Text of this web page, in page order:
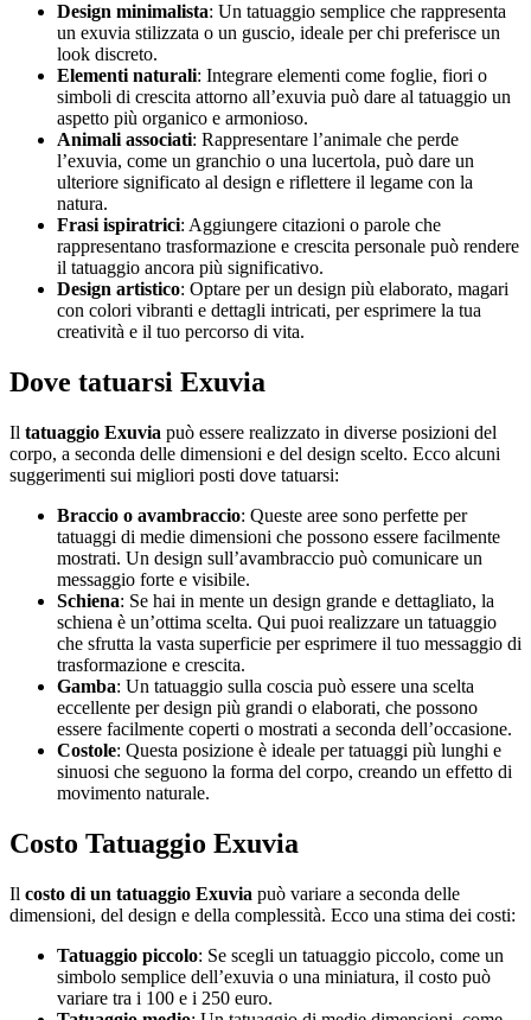
Design minimalista: Un tatuaggio semplice che rappresenta
un exuvia stilizzata o un guscio, ideale per chi preferisce un
look discreto.
Elementi naturali: Integrare elementi come foglie, fiori o
simboli di crescita attorno all’exuvia può dare al tatuaggio un
aspetto più organico e armonioso.
Animali associati: Rappresentare l’animale che perde
l’exuvia, come un granchio o una lucertola, può dare un
ulteriore significato al design e riflettere il legame con la
natura.
Frasi ispiratrici: Aggiungere citazioni o parole che
rappresentano trasformazione e crescita personale può rendere
il tatuaggio ancora più significativo.
Design artistico: Optare per un design più elaborato, magari
con colori vibranti e dettagli intricati, per esprimere la tua
creatività e il tuo percorso di vita.
Dove tatuarsi Exuvia
Il tatuaggio Exuvia può essere realizzato in diverse posizioni del
corpo, a seconda delle dimensioni e del design scelto. Ecco alcuni
suggerimenti sui migliori posti dove tatuarsi:
Braccio o avambraccio: Queste aree sono perfette per
tatuaggi di medie dimensioni che possono essere facilmente
mostrati. Un design sull’avambraccio può comunicare un
messaggio forte e visibile.
Schiena: Se hai in mente un design grande e dettagliato, la
schiena è un’ottima scelta. Qui puoi realizzare un tatuaggio
che sfrutta la vasta superficie per esprimere il tuo messaggio di
trasformazione e crescita.
Gamba: Un tatuaggio sulla coscia può essere una scelta
eccellente per design più grandi o elaborati, che possono
essere facilmente coperti o mostrati a seconda dell’occasione.
Costole: Questa posizione è ideale per tatuaggi più lunghi e
sinuosi che seguono la forma del corpo, creando un effetto di
movimento naturale.
Costo Tatuaggio Exuvia
Il costo di un tatuaggio Exuvia può variare a seconda delle
dimensioni, del design e della complessità. Ecco una stima dei costi:
Tatuaggio piccolo: Se scegli un tatuaggio piccolo, come un
simbolo semplice dell’exuvia o una miniatura, il costo può
variare tra i 100 e i 250 euro.